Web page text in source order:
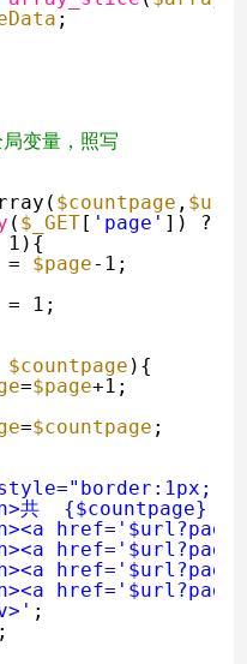
变量，照写
$countpage , $url
( $_GET[ 'page' ]) ?
= $page-
= 1;
$countpage
=$page
=$countpage ;
共  {$countpage}
;
;